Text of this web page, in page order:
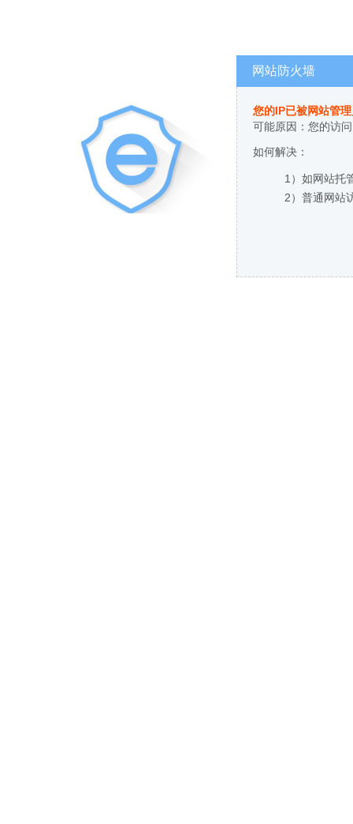
网站防火墙
您的IP已被网站管
可能原因：您的访
如何解决：
1）如网站托
2）普通网站